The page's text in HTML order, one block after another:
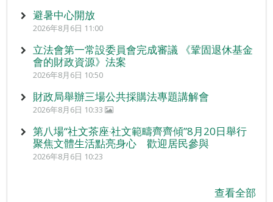
避暑中心開放
2026年8月6日 11:00
立法會第一常設委員會完成審議 《鞏固退休基金
會的財政資源》法案
2026年8月6日 10:50
財政局舉辦三場公共採購法專題講解會
2026年8月6日 10:33
第八場“社文茶座‧社文範疇齊齊傾”8月20日舉行
聚焦文體生活點亮身心 歡迎居民參與
2026年8月6日 10:23
查看全部